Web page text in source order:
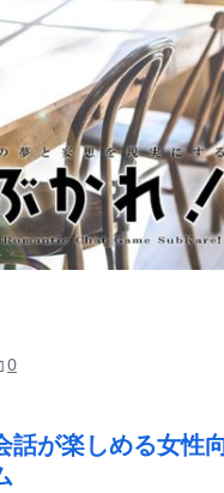
0
話が楽しめる女性